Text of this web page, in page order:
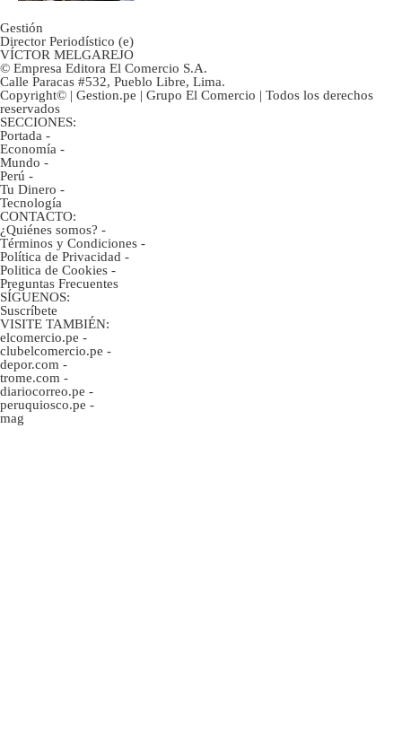
Gestión
Director Periodístico (e)
VÍCTOR MELGAREJO
© Empresa Editora El Comercio S.A.
Calle Paracas #532, Pueblo Libre, Lima.
Copyright© | Gestion.pe | Grupo El Comercio | Todos los derechos
reservados
SECCIONES:
Portada -
Economía -
Mundo -
Perú -
Tu Dinero -
Tecnología
CONTACTO:
¿Quiénes somos? -
Términos y Condiciones -
Política de Privacidad -
Politica de Cookies -
Preguntas Frecuentes
SÍGUENOS:
Suscríbete
VISITE TAMBIÉN:
elcomercio.pe -
clubelcomercio.pe -
depor.com -
trome.com -
diariocorreo.pe -
peruquiosco.pe -
mag